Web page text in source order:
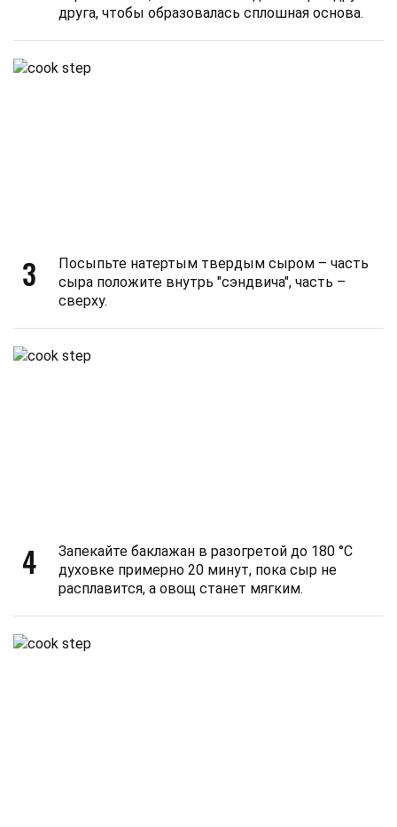
друга, чтобы образовалась сплошная основа.
3
Посыпьте натертым твердым сыром – часть
сыра положите внутрь "сэндвича", часть –
сверху.
4
Запекайте баклажан в разогретой до 180 °C
духовке примерно 20 минут, пока сыр не
расплавится, а овощ станет мягким.